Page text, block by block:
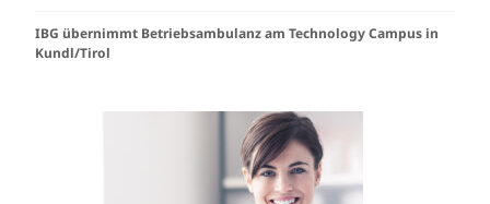
IBG übernimmt Betriebsambulanz am Technology Campus in
Kundl/Tirol